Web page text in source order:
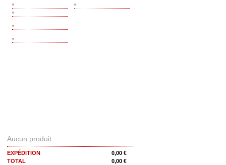
Aucun produit
EXPÉDITION
0,00 €
TOTAL
0,00 €